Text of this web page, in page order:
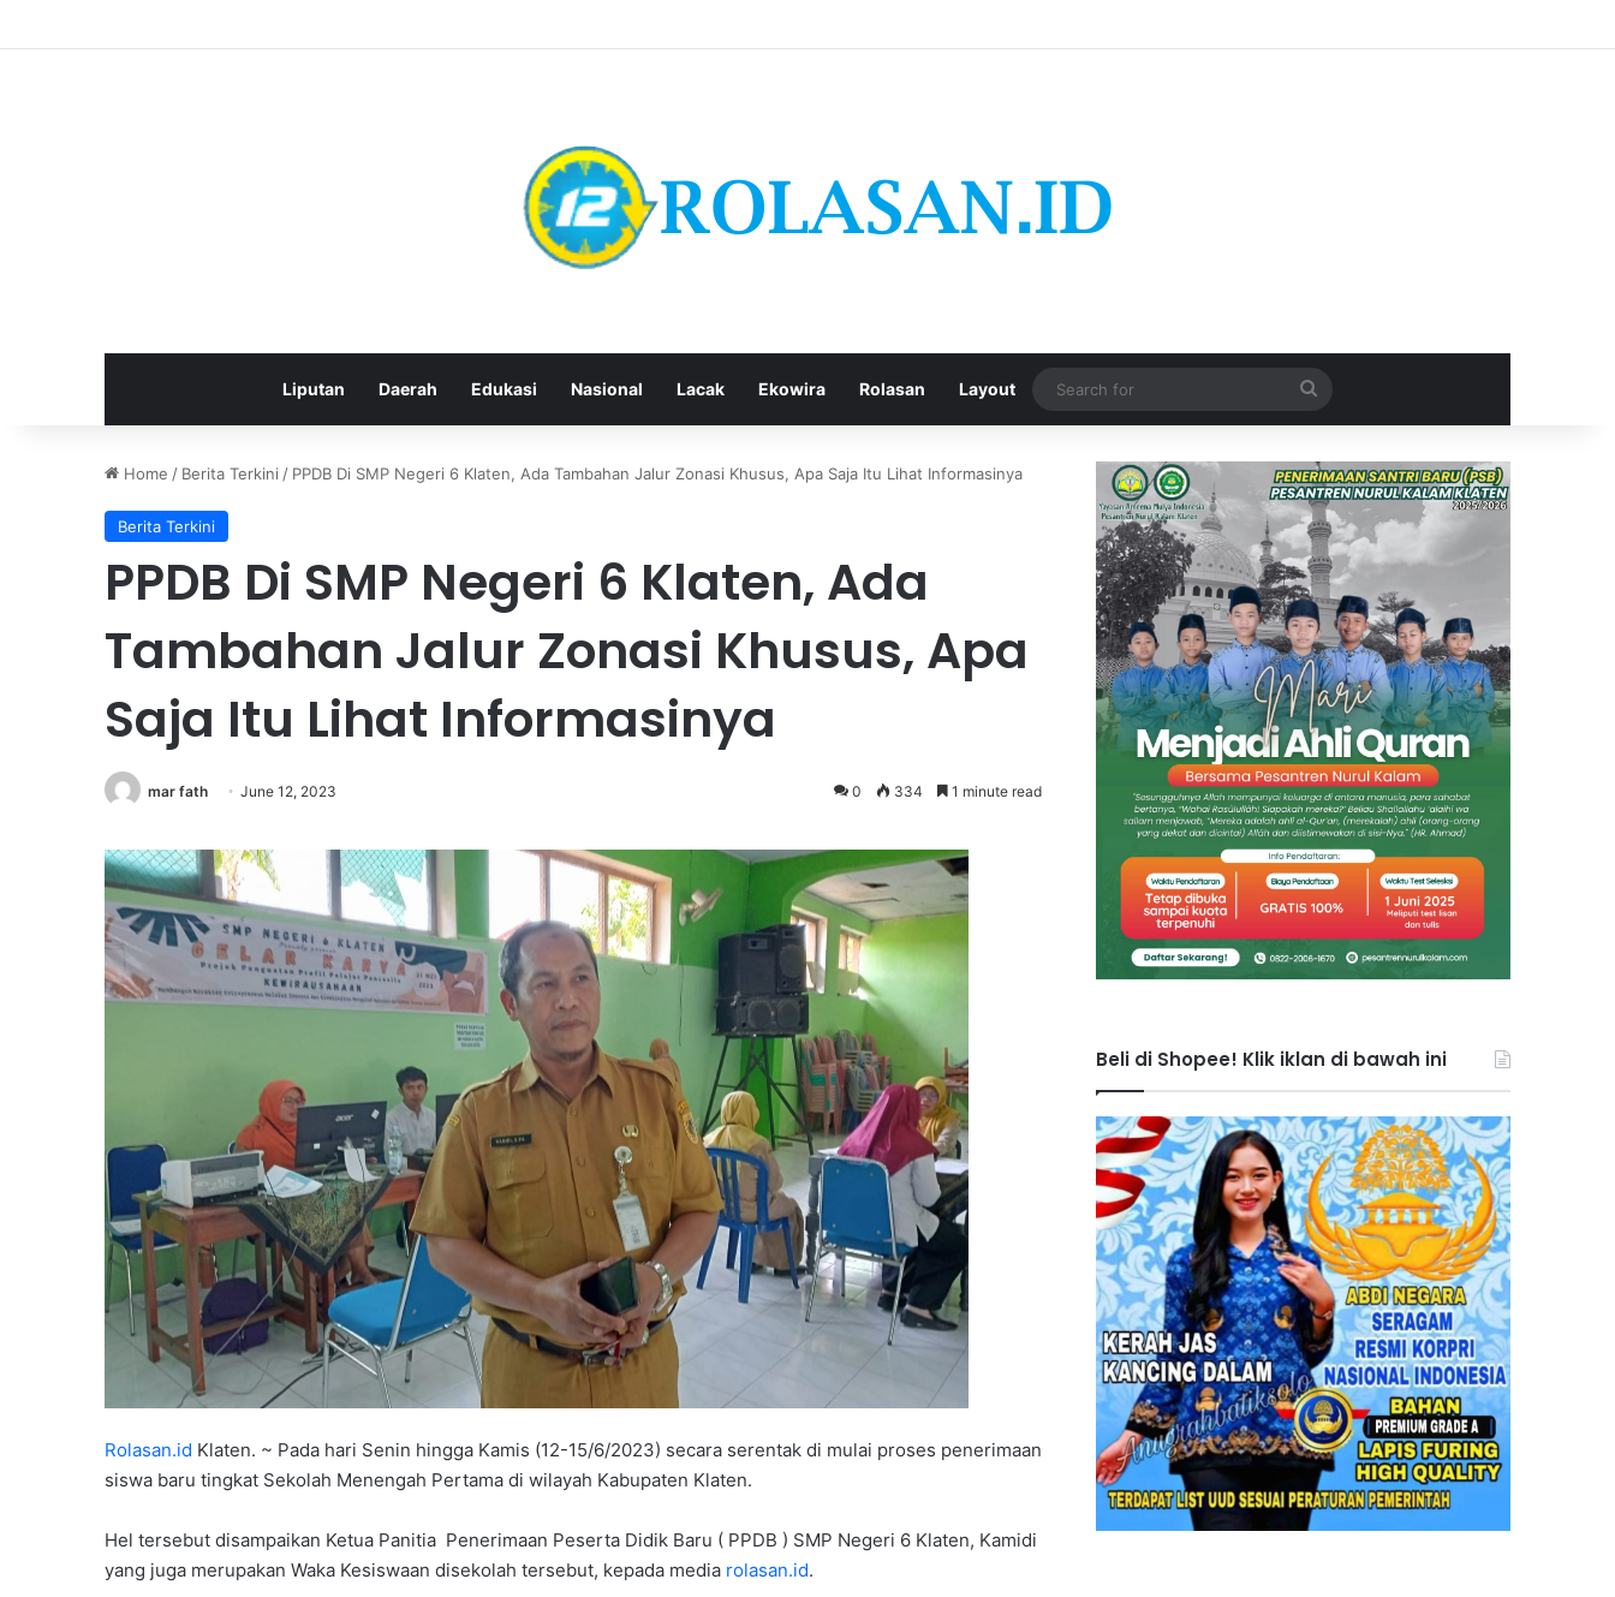
Liputan Daerah Edukasi Nasional Lacak Ekowira Rolasan Layout
Search
for
Home / Berita Terkini / PPDB Di SMP Negeri 6 Klaten, Ada Tambahan Jalur Zonasi Khusus, Apa Saja Itu Lihat Informasinya
Berita Terkini
PPDB Di SMP Negeri 6 Klaten, Ada
Tambahan Jalur Zonasi Khusus, Apa
Saja Itu Lihat Informasinya
mar fath June 12, 2023 0 334 1 minute read
Rolasan.id Klaten. ~ Pada hari Senin hingga Kamis (12-15/6/2023) secara serentak di mulai proses penerimaan
siswa baru tingkat Sekolah Menengah Pertama di wilayah Kabupaten Klaten.
Hel tersebut disampaikan Ketua Panitia Penerimaan Peserta Didik Baru ( PPDB ) SMP Negeri 6 Klaten, Kamidi
yang juga merupakan Waka Kesiswaan disekolah tersebut, kepada media rolasan.id.
Beli di Shopee! Klik iklan di bawah ini